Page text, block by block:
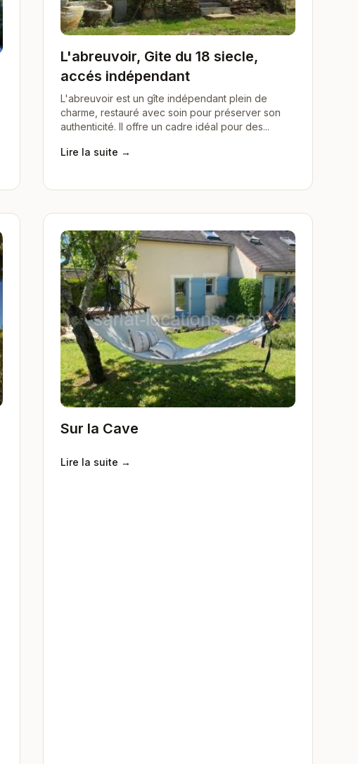
L'abreuvoir, Gite du 18 siecle,
accés indépendant
L'abreuvoir est un gîte indépendant plein de
charme, restauré avec soin pour préserver son
authenticité. Il offre un cadre idéal pour des...
Lire la suite →
Sur la Cave
Lire la suite →